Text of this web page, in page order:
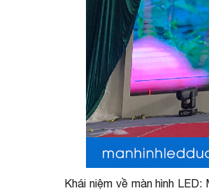
Khái niệm về màn hình